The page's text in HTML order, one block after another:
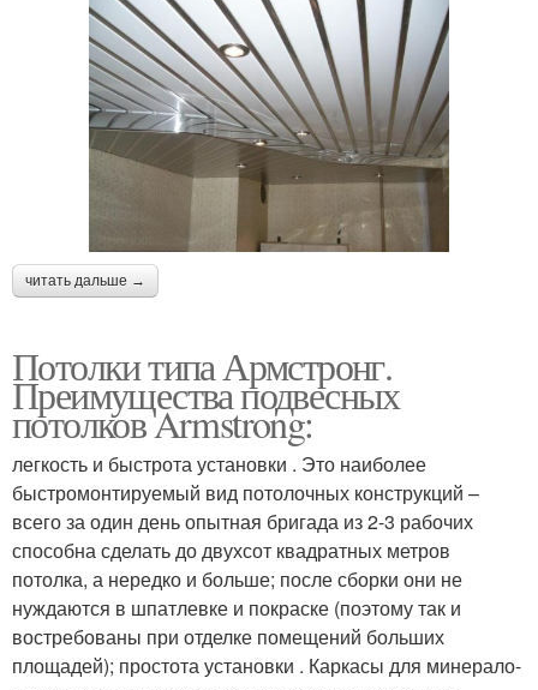
читать дальше →
Потолки типа Армстронг.
Преимущества подвесных
потолков Armstrong:
легкость и быстрота установки . Это наиболее
быстромонтируемый вид потолочных конструкций –
всего за один день опытная бригада из 2-3 рабочих
способна сделать до двухсот квадратных метров
потолка, а нередко и больше; после сборки они не
нуждаются в шпатлевке и покраске (поэтому так и
востребованы при отделке помещений больших
площадей); простота установки . Каркасы для минерало-